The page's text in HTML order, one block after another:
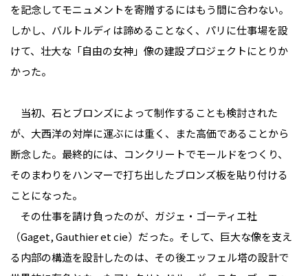
を記念してモニュメントを寄贈するにはもう間に合わない。
しかし、バルトルディは諦めることなく、パリに仕事場を設
けて、壮大な「自由の女神」像の建設プロジェクトにとりか
かった。
当初、石とブロンズによって制作することも検討された
が、大西洋の対岸に運ぶには重く、また高価であることから
断念した。最終的には、コンクリートでモールドをつくり、
そのまわりをハンマーで打ち出したブロンズ板を貼り付ける
ことになった。
その仕事を請け負ったのが、ガジェ・ゴーティエ社
（Gaget, Gauthier et cie）だった。そして、巨大な像を支え
る内部の構造を設計したのは、その後エッフェル塔の設計で